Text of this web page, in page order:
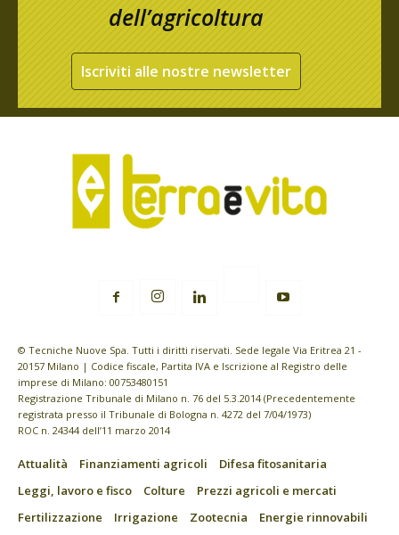
dell’agricoltura
Iscriviti alle nostre newsletter
© Tecniche Nuove Spa. Tutti i diritti riservati. Sede legale Via Eritrea 21 -
20157 Milano | Codice fiscale, Partita IVA e Iscrizione al Registro delle
imprese di Milano: 00753480151
Registrazione Tribunale di Milano n. 76 del 5.3.2014 (Precedentemente
registrata presso il Tribunale di Bologna n. 4272 del 7/04/1973)
ROC n. 24344 dell’11 marzo 2014
Attualità Finanziamenti agricoli
Difesa fitosanitaria
Leggi, lavoro e fisco
Colture
Prezzi agricoli e mercati
Fertilizzazione
Irrigazione Zootecnia
Energie rinnovabili